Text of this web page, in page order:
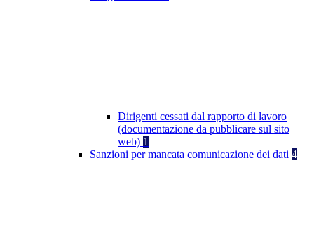
Dirigenti cessati dal rapporto di lavoro
(documentazione da pubblicare sul sito
web) 1
Sanzioni per mancata comunicazione dei dati 4